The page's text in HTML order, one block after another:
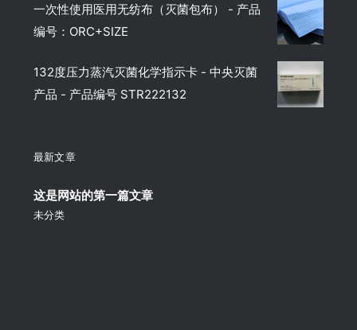
最新文章
这是网站的第一篇文章
未分类
一次性使用医用无纺布（灭菌包布） - 产品
编号：ORC+SIZE
132度压力蒸汽灭菌化学指示卡 - 中央灭菌
产品 - 产品编号 STR222132